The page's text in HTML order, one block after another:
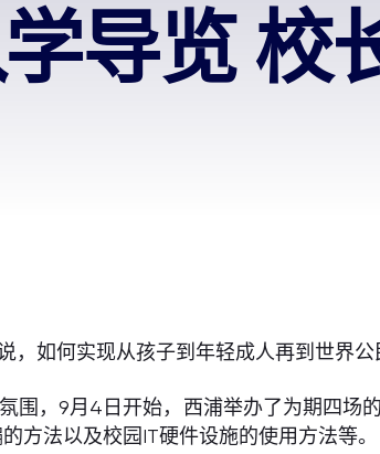
导览 校
，如何实现从孩子到年轻成人再到世界公
围，9月4日开始，西浦举办了为期四场
方法以及校园IT硬件设施的使用方法等。